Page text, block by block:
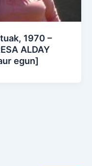
1970 –
ALDAY
egun]